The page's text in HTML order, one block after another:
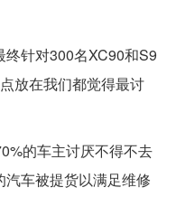
针对300名XC90和S9
放在我们都觉得最讨
的车主讨厌不得不去
车被提货以满足维修